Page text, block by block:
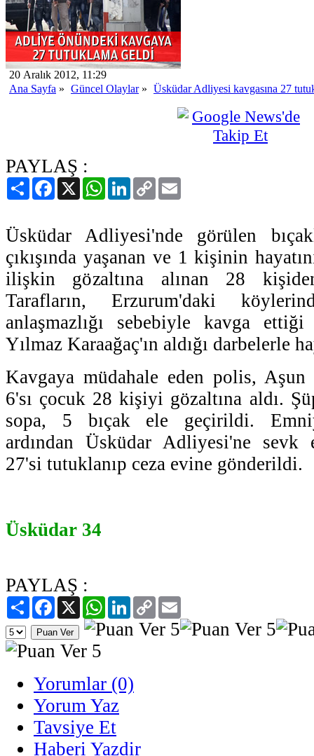
20 Aralık 2012, 11:29
Ana Sayfa » Güncel Olaylar» Üsküdar Adliyesi kavgasına 27
PAYLAŞ :
PaylaşFacebook
X WhatsAppLinkedIn
Copy
Link
Üsküdar Adliyesi'nde görülen
çıkışında yaşanan ve 1 kişinin
ilişkin gözaltına alınan 28
Tarafların, Erzurum'daki
anlaşmazlığı sebebiyle kavga
Yılmaz Karaağaç'ın aldığı darbelerle
Kavgaya müdahale eden polis, Aşun
6'sı çocuk 28 kişiyi gözaltına aldı.
sopa, 5 bıçak ele geçirildi.
ardından Üsküdar Adliyesi'ne sevk
27'si tutuklanıp ceza evine gönderildi.
Üsküdar 34
PAYLAŞ :
PaylaşFacebook
X WhatsAppLinkedIn
Copy
Link
Yorumlar (0)
Yorum Yaz
Tavsiye Et
Haberi Yazdir